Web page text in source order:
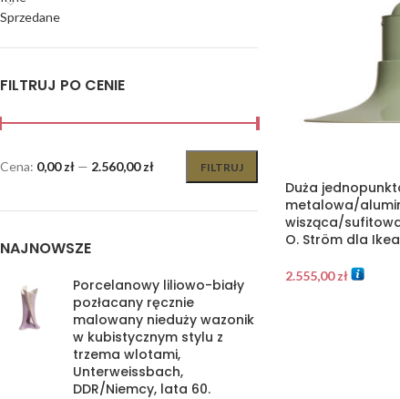
Sprzedane
FILTRUJ PO CENIE
FILTRUJ
Cena: 0,00 zł — 2.560,00 zł
NAJNOWSZE
Porcelanowy liliowo-biały
pozłacany ręcznie
malowany nieduży wazonik
w kubistycznym stylu z
trzema wlotami,
Unterweissbach,
DDR/Niemcy, lata 60.
Duża
metalowa/
wisząca/
O. Ström dla
2.555,00zł